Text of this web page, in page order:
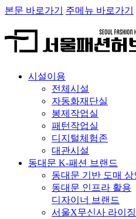
본문 바로가기 주메뉴 바로가기
시설이용
전체시설
자동화재단실
봉제작업실
패턴작업실
디지털체험존
대관시설
동대문 K-패션 브랜드
동대문 기반 도매 상
동대문 인프라 활용
디자이너 브랜드
서울X무신사 라이징